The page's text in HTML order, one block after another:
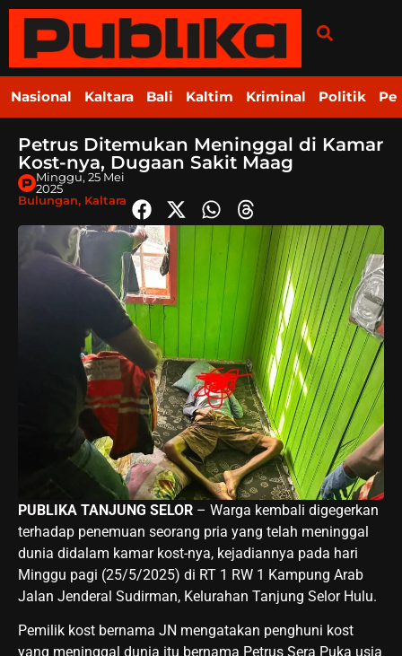
Nasional Kaltara Bali Kaltim Kriminal Politik
Petrus Ditemukan Meninggal di Kamar
Kost-nya, Dugaan Sakit Maag
Minggu, 25 Mei
2025
Bulungan, Kaltara
PUBLIKA TANJUNG SELOR – Warga kembali digegerkan
terhadap penemuan seorang pria yang telah meninggal
dunia didalam kamar kost-nya, kejadiannya pada hari
Minggu pagi (25/5/2025) di RT 1 RW 1 Kampung Arab
Jalan Jenderal Sudirman, Kelurahan Tanjung Selor Hulu.
Pemilik kost bernama JN mengatakan penghuni kost
yang meninggal dunia itu bernama Petrus Sera Puka usia